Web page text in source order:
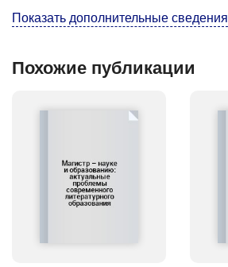
Показать дополнительные сведения
Похожие публикации